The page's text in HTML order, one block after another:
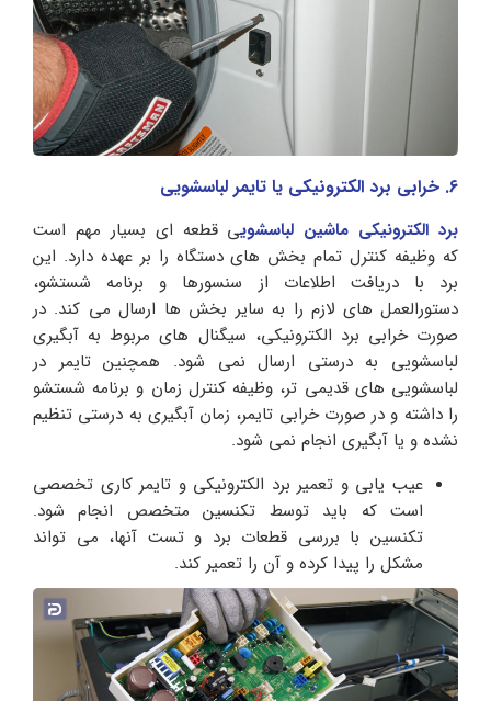
6. خرابی برد الکترونیکی یا تایمر لباسشویی
برد الکترونیکی ماشین لباسشویی قطعه ای بسیار مهم است
که وظیفه‌ کنترل تمام بخش‌ های دستگاه را بر عهده دارد. این
برد با دریافت اطلاعات از سنسورها و برنامه‌ شستشو،
دستورالعمل‌ های لازم را به سایر بخش‌ ها ارسال می‌ کند. در
صورت خرابی برد الکترونیکی، سیگنال‌ های مربوط به آبگیری
لباسشویی به درستی ارسال نمی شود. همچنین تایمر در
لباسشویی‌ های قدیمی‌ تر، وظیفه‌ کنترل زمان و برنامه‌ شستشو
را داشته و در صورت خرابی تایمر، زمان آبگیری به درستی تنظیم
نشده و یا آبگیری انجام نمی شود.
عیب یابی و تعمیر برد الکترونیکی و تایمر کاری تخصصی
است که باید توسط تکنسین متخصص انجام شود.
تکنسین با بررسی قطعات برد و تست آنها، می‌ تواند
مشکل را پیدا کرده و آن را تعمیر کند.